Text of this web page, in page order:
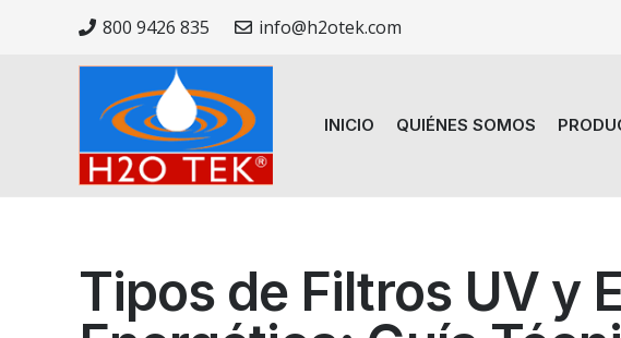
800 9426 835 info@h2otek.com
INICIO QUIÉNES SOMOS
Tipos de Filtros UV y